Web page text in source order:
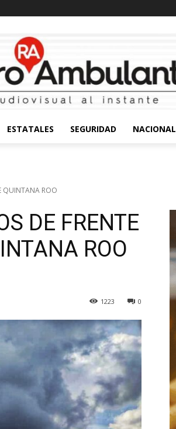
ESTATALES SEGURIDAD NACIONAL
QUINTANA ROO
DE FRENTE
ROO
0
1223